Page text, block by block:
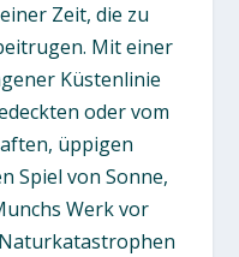
Zeit, die zu
Mit einer
Küstenlinie
oder vom
üppigen
Spiel von Sonne,
Werk vor